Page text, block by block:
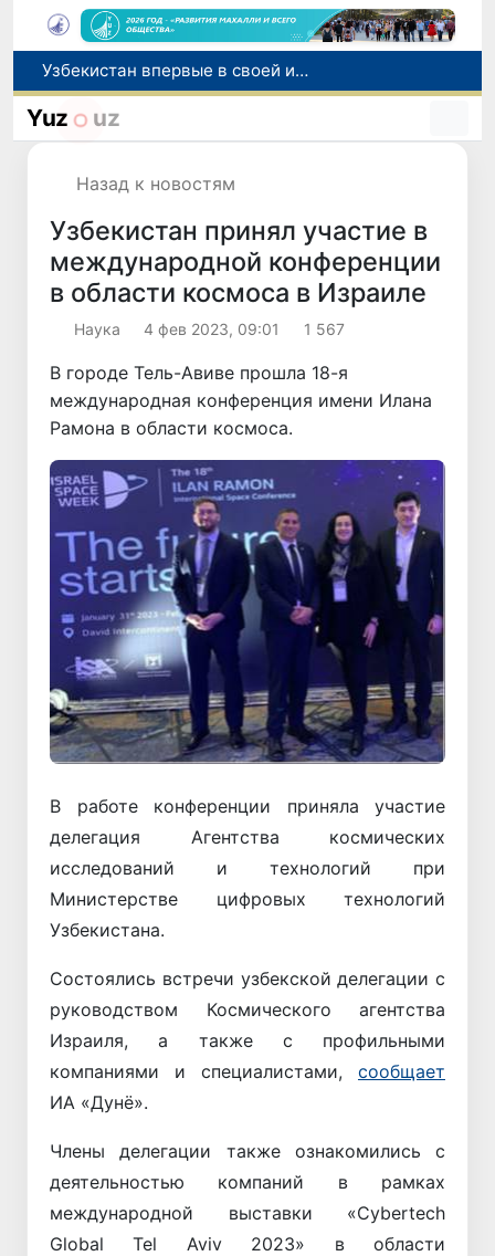
Узбекистан впервые в своей истории примет престижную Международную олимпиаду по информатике IOI 2026
Число пользователей мобильного интернета в Узбекистане за 10 лет выросло в 4,3 раза
Yuz uz
Назад к новостям
Узбекистан принял участие в
международной конференции
в области космоса в Израиле
Наука 4 фев 2023, 09:01 1 567
В городе Тель-Авиве прошла 18-я
международная конференция имени Илана
Рамона в области космоса.
В работе конференции приняла участие
делегация Агентства космических
исследований и технологий при
Министерстве цифровых технологий
Узбекистана.
Состоялись встречи узбекской делегации с
руководством Космического агентства
Израиля, а также с профильными
компаниями и специалистами, сообщает
ИА «Дунё».
Члены делегации также ознакомились с
деятельностью компаний в рамках
международной выставки «Cybertech
Global Tel Aviv 2023» в области